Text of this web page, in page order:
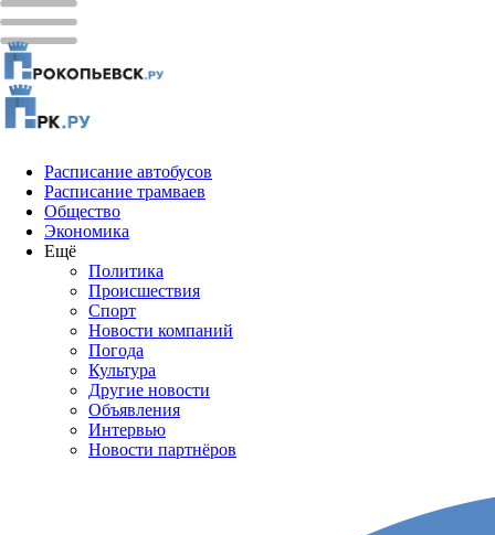
Расписание автобусов
Расписание трамваев
Общество
Экономика
Ещё
Политика
Проиcшествия
Спорт
Новости компаний
Погода
Культура
Другие новости
Объявления
Интервью
Новости партнёров